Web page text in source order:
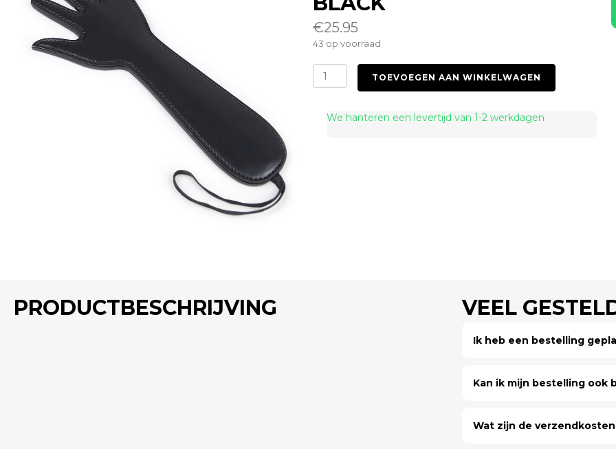
€25.95
43 op voorraad
Hand
Paddle
Black
aantal
TOEVOEGEN AAN WINKELWAGEN
We hanteren een levertijd van 1-2 werkdagen
PRODUCTBESCHRIJVING VEEL
Ik heb een bestelling
Kan ik mijn bestelling ook
Wat zijn de